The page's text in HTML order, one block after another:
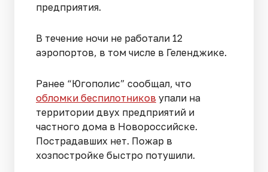
предприятия.
В течение ночи не работали 12
аэропортов, в том числе в Геленджике.
Ранее “Югополис” сообщал, что
обломки беспилотников упали на
территории двух предприятий и
частного дома в Новороссийске.
Пострадавших нет. Пожар в
хозпостройке быстро потушили.